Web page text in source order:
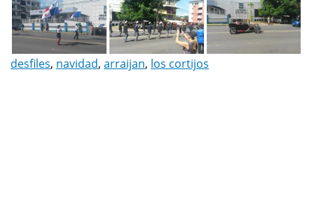
desfiles, navidad, arraijan, los cortijos